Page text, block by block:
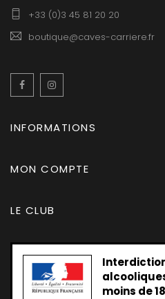
+33 (0)3 45 81 20 20
boutique@caves-carriere.fr
Facebook
INFORMATIONS
MON COMPTE
LE CLUB
moins de